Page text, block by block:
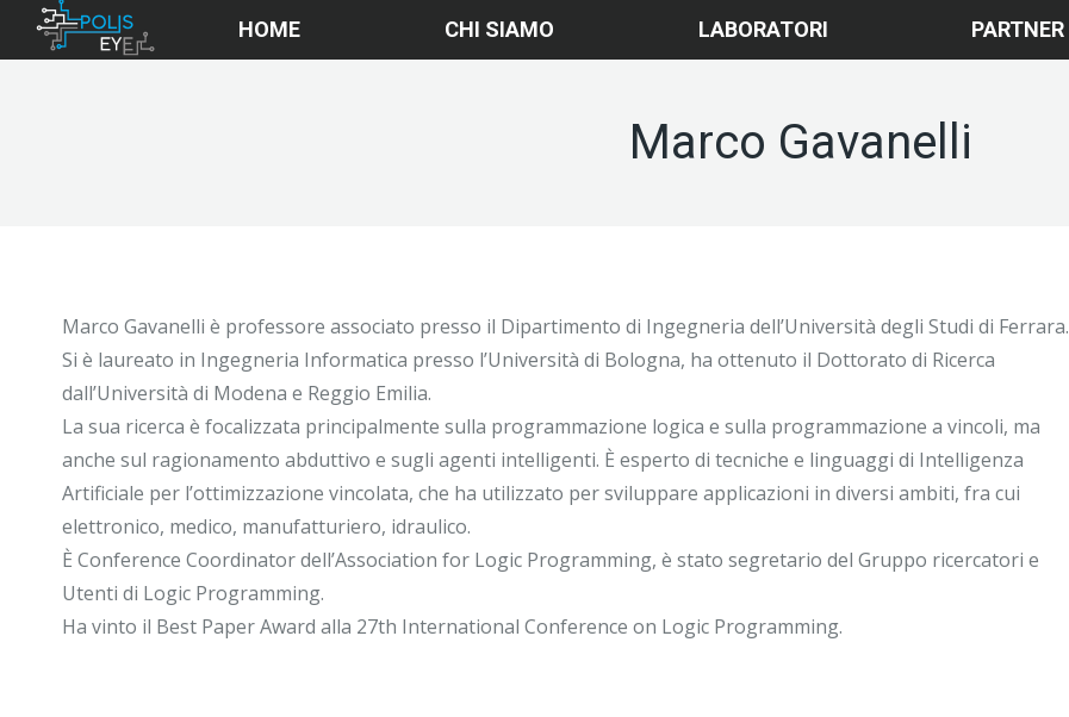
HOME CHI SIAMO LABORATORI PARTNER
Marco Gavanelli
Marco Gavanelli è professore associato presso il Dipartimento di Ingegneria dell’Università degli Studi di Ferrara.
Si è laureato in Ingegneria Informatica presso l’Università di Bologna, ha ottenuto il Dottorato di Ricerca
dall’Università di Modena e Reggio Emilia.
La sua ricerca è focalizzata principalmente sulla programmazione logica e sulla programmazione a vincoli, ma
anche sul ragionamento abduttivo e sugli agenti intelligenti. È esperto di tecniche e linguaggi di Intelligenza
Artificiale per l’ottimizzazione vincolata, che ha utilizzato per sviluppare applicazioni in diversi ambiti, fra cui
elettronico, medico, manufatturiero, idraulico.
È Conference Coordinator dell’Association for Logic Programming, è stato segretario del Gruppo ricercatori e
Utenti di Logic Programming.
Ha vinto il Best Paper Award alla 27th International Conference on Logic Programming.